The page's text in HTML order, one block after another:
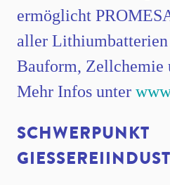
ermöglicht
aller Lithiumbatterien
Bauform, Zellchemie
Mehr Infos unter
SCHWERPUNKT